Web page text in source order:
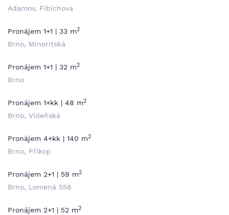
Adamov, Fibichova
Pronájem 1+1 | 33 m2
Brno, Minoritská
Pronájem 1+1 | 32 m2
Brno
Pronájem 1+kk | 48 m2
Brno, Vídeňská
Pronájem 4+kk | 140 m2
Brno, Příkop
Pronájem 2+1 | 59 m2
Brno, Lomená 558
Pronájem 2+1 | 52 m2